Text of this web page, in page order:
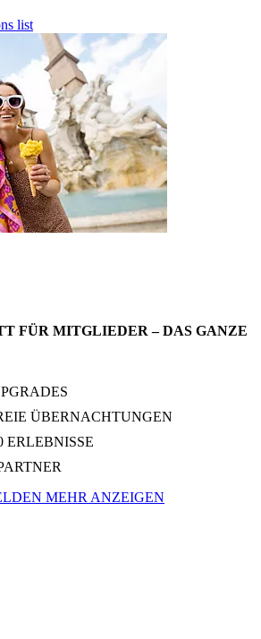
list
FÜR MITGLIEDER – DAS GANZE
ÜBERNACHTUNGEN
ERLEBNISSE
MEHR ANZEIGEN